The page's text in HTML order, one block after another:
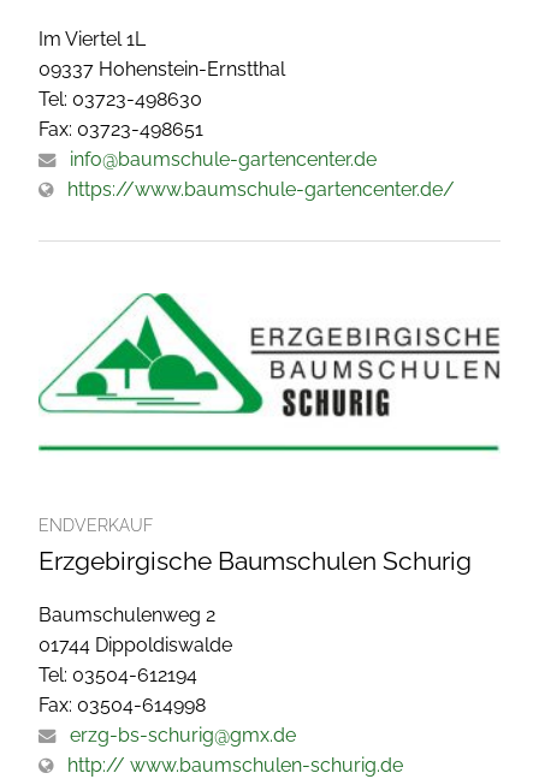
Im Viertel 1L
09337 Hohenstein-Ernstthal
Tel: 03723-498630
Fax: 03723-498651
info@baumschule-gartencenter.de
https://www.baumschule-gartencenter.de/
ENDVERKAUF
Erzgebirgische Baumschulen Schurig
Baumschulenweg 2
01744 Dippoldiswalde
Tel: 03504-612194
Fax: 03504-614998
erzg-bs-schurig@gmx.de
http:// www.baumschulen-schurig.de